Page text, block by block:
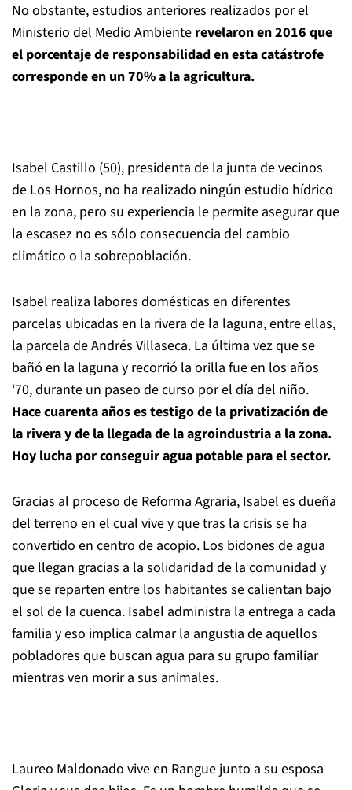
No obstante, estudios anteriores realizados por el
Ministerio del Medio Ambiente revelaron en 2016 que
el porcentaje de responsabilidad en esta catástrofe
corresponde en un 70% a la agricultura.
Isabel Castillo (50), presidenta de la junta de vecinos
de Los Hornos, no ha realizado ningún estudio hídrico
en la zona, pero su experiencia le permite asegurar que
la escasez no es sólo consecuencia del cambio
climático o la sobrepoblación.
Isabel realiza labores domésticas en diferentes
parcelas ubicadas en la rivera de la laguna, entre ellas,
la parcela de Andrés Villaseca. La última vez que se
bañó en la laguna y recorrió la orilla fue en los años
‘70, durante un paseo de curso por el día del niño.
Hace cuarenta años es testigo de la privatización de
la rivera y de la llegada de la agroindustria a la zona.
Hoy lucha por conseguir agua potable para el sector.
Gracias al proceso de Reforma Agraria, Isabel es dueña
del terreno en el cual vive y que tras la crisis se ha
convertido en centro de acopio. Los bidones de agua
que llegan gracias a la solidaridad de la comunidad y
que se reparten entre los habitantes se calientan bajo
el sol de la cuenca. Isabel administra la entrega a cada
familia y eso implica calmar la angustia de aquellos
pobladores que buscan agua para su grupo familiar
mientras ven morir a sus animales.
Laureo Maldonado vive en Rangue junto a su esposa